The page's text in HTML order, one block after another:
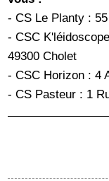
- CS Le Planty :
- CSC
49300 Cholet
- CSC Horizon : 4
- CS Pasteur : 1